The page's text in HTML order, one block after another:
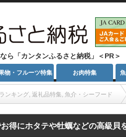
ら「カンタンふるさと納税」＜PR＞
物・フルーツ特集 お肉特集
ンキング, 返礼品特集, 魚介・シーフード
得にホタテや牡蠣などの高級貝